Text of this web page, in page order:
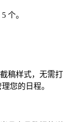
个。
稿样式，无需打
您的日程。